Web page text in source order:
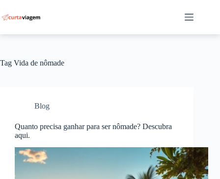
para
o
Tag Vida de nômade
Blog
Quanto precisa ganhar para ser nômade? Descubra
aqui.